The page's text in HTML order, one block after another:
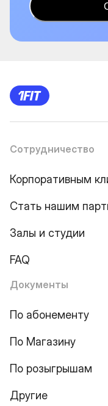
Сотрудничество
Корпоративным
Стать нашим
Залы и студии
FAQ
Документы
По абонементу
По Магазину
По розыгрышам
Другие